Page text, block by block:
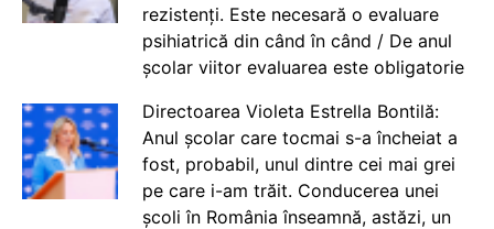
rezistenți. Este necesară o evaluare
psihiatrică din când în când / De anul
școlar viitor evaluarea este obligatorie
Directoarea Violeta Estrella Bontilă:
Anul școlar care tocmai s-a încheiat a
fost, probabil, unul dintre cei mai grei
pe care i-am trăit. Conducerea unei
școli în România înseamnă, astăzi, un